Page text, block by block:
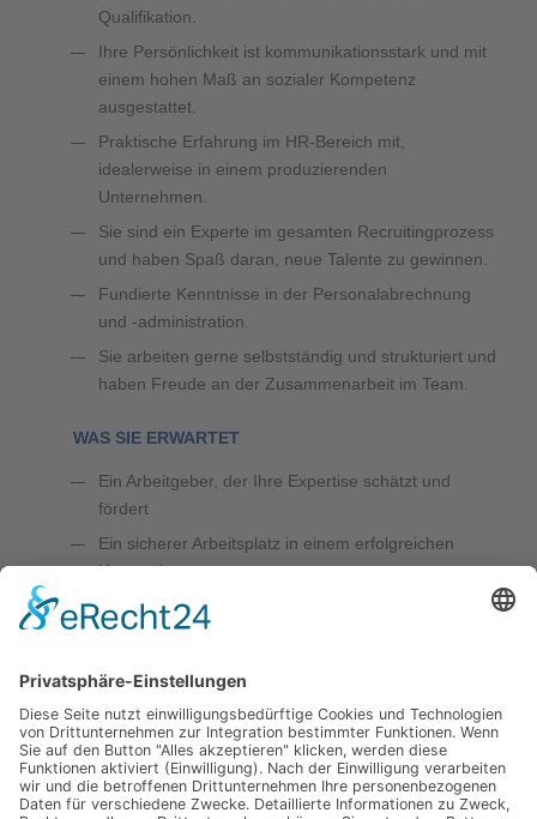
Qualifikation.
Ihre Persönlichkeit ist kommunikationsstark und mit
einem hohen Maß an sozialer Kompetenz
ausgestattet.
Praktische Erfahrung im HR-Bereich mit,
idealerweise in einem produzierenden
Unternehmen.
Sie sind ein Experte im gesamten Recruitingprozess
und haben Spaß daran, neue Talente zu gewinnen.
Fundierte Kenntnisse in der Personalabrechnung
und -administration.
Sie arbeiten gerne selbstständig und strukturiert und
haben Freude an der Zusammenarbeit im Team.
WAS SIE ERWARTET
Ein Arbeitgeber, der Ihre Expertise schätzt und
fördert
Ein sicherer Arbeitsplatz in einem erfolgreichen
Unternehmen
Ein abwechslungsreiches und verantwortungsvolles
Aufgabengebiet
Heißund Kaltgetränke, Obstkorb, Jobbike, Eis-
Genuss und vieles mehr